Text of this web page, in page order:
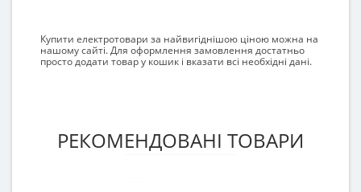
Купити електротовари за найвигіднішою ціною можна на
нашому сайті. Для оформлення замовлення достатньо
просто додати товар у кошик і вказати всі необхідні дані.
РЕКОМЕНДОВАНІ ТОВАРИ